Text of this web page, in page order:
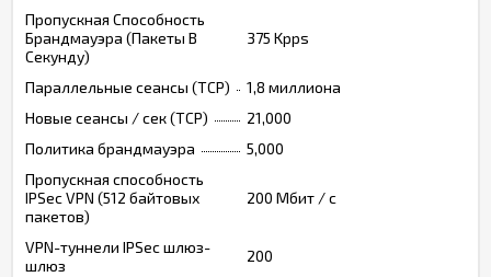
Пропускная Способность
Брандмауэра (Пакеты В
Секунду)
375 Kpps
Параллельные сеансы (TCP)
1,8 миллиона
Новые сеансы / сек (TCP)
21,000
Политика брандмауэра
5,000
Пропускная способность
IPSec VPN (512 байтовых
пакетов)
200 Мбит / с
VPN-туннели IPSec шлюз-
шлюз
200